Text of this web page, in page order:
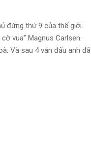
đứng thứ 9 của thế giới.
vua” Magnus Carlsen.
Và sau 4 ván đấu anh đã